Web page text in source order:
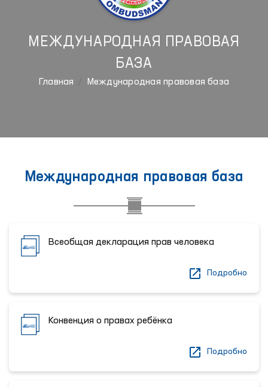
МЕЖДУНАРОДНАЯ ПРАВОВАЯ
БАЗА
Главная Международная правовая база
Международная правовая база
Всеобщая декларация прав человека
Подробно
Конвенция о правах ребёнка
Подробно